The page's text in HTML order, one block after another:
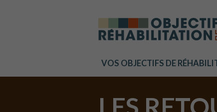
VOS OBJECTIFS DE